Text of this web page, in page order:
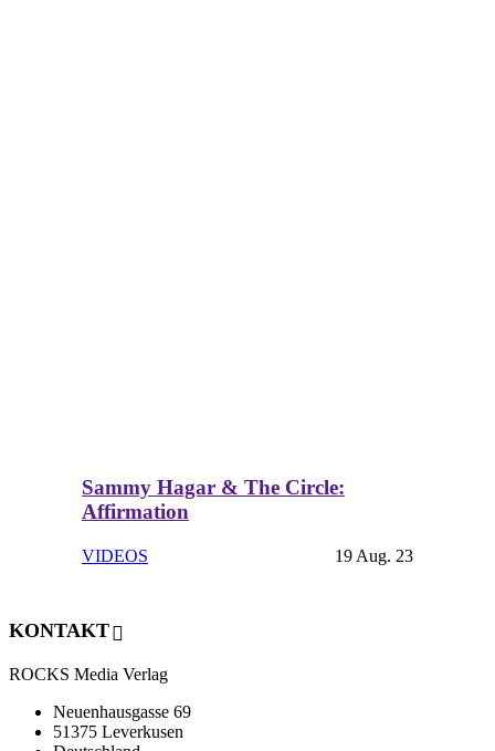
Sammy Hagar & The Circle:
Affirmation
VIDEOS 19 Aug. 23
KONTAKT
ROCKS Media Verlag
Neuenhausgasse 69
51375 Leverkusen